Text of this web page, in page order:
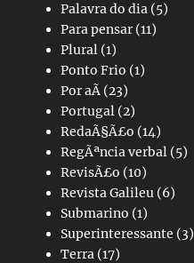
Palavra do dia (5)
Para pensar(11)
Plural (1)
Ponto Frio (1)
Por aÃ­ (23)
Portugal (2)
RedaÃ§Ã£o (14)
RegÃªncia verbal (5)
RevisÃ£o (10)
Revista Galileu (6)
Submarino (1)
Superinteressante (3)
Terra (17)